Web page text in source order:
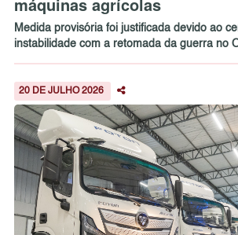
máquinas agrícolas
Medida provisória foi justificada devido ao
instabilidade com a retomada da guerra no
20 DE JULHO 2026